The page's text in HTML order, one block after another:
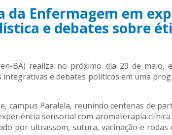
da Enfermagem em
e debates sobre
BA) realiza no próximo dia 29 de maio,
e debates políticos em uma
campus Paralela, reunindo centenas de
sensorial com aromaterapia
por ultrassom, sutura, vacinação e